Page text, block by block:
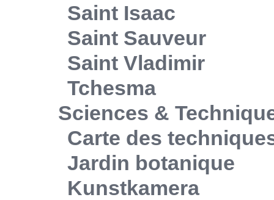
Saint Isaac
Saint Sauveur
Saint Vladimir
Tchesma
Sciences &
Carte des
Jardin botanique
Kunstkamera